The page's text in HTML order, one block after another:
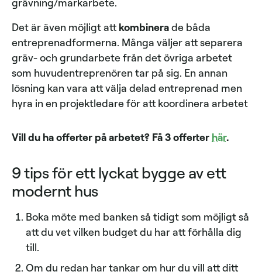
Det är även möjligt att kombinerade båda
entreprenadformerna. Många väljer att separera
gräv- och grundarbete från det övriga arbetet
som huvudentreprenören tar på sig. En annan
lösning kan vara att välja delad entreprenad men
hyra in en projektledare för att koordinera arbetet
Vill du ha offerter på arbetet? Få 3 offerter här.
9 tips för ett lyckat bygge av ett
modernt hus
Boka möte med banken så tidigt som möjligt så
att du vet vilken budget du har att förhålla dig
till.
Om du redan har tankar om hur du vill att ditt